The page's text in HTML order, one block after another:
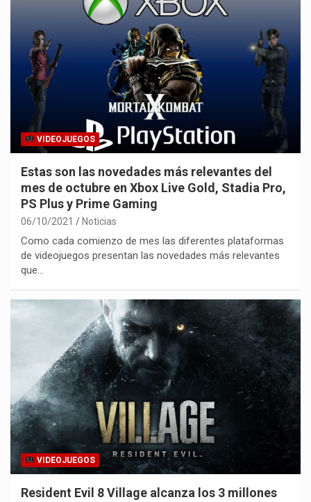
VIDEOJUEGOS
Estas son las novedades más relevantes del
mes de octubre en Xbox Live Gold, Stadia Pro,
PS Plus y Prime Gaming
06/10/2021 Noticias
Como cada comienzo de mes las diferentes plataformas
de videojuegos presentan las novedades más relevantes
que…
VIDEOJUEGOS
Resident Evil 8 Village alcanza los 3 millones